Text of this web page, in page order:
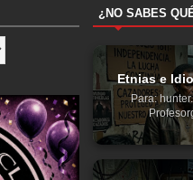
¿NO SABES
Etnias e
Para: